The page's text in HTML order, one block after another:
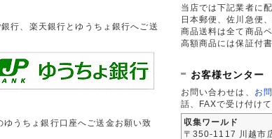
行、楽天銀行とゆうちょ銀行へご送
ゆうちょ銀行口座へご送金お願い致
当店では下記業者に
日本郵便、佐川急便
商品送料は全て商品
高額商品には保証付
お客様センター
お問い合わせは、 お
話、FAXで受け付けて
収集ワールド
〒350-1117 川越市